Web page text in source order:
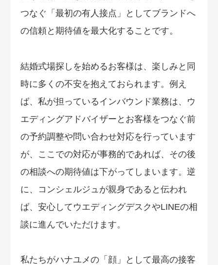
つなぐ「最初の有人接点」としてブランドへ
の信頼と期待値を最大化することです。
結婚式場探しを始めるお客様は、楽しみと同
時に多くの不安を抱えておられます。例え
ば、私が担っているインバウンド業務は、ウ
エディングアドバイザーとお客様をつなぐ前
の予約調整や問い合わせ対応を行っています
が、ここでの対応が事務的であれば、その後
の相談への期待値は下がってしまいます。逆
に、コンシェルジュが親身であると伝われ
ば、安心してウエディングデスクやLINEの相
談に進んでいただけます。
私たちがハナユメの「顔」として最高の接客